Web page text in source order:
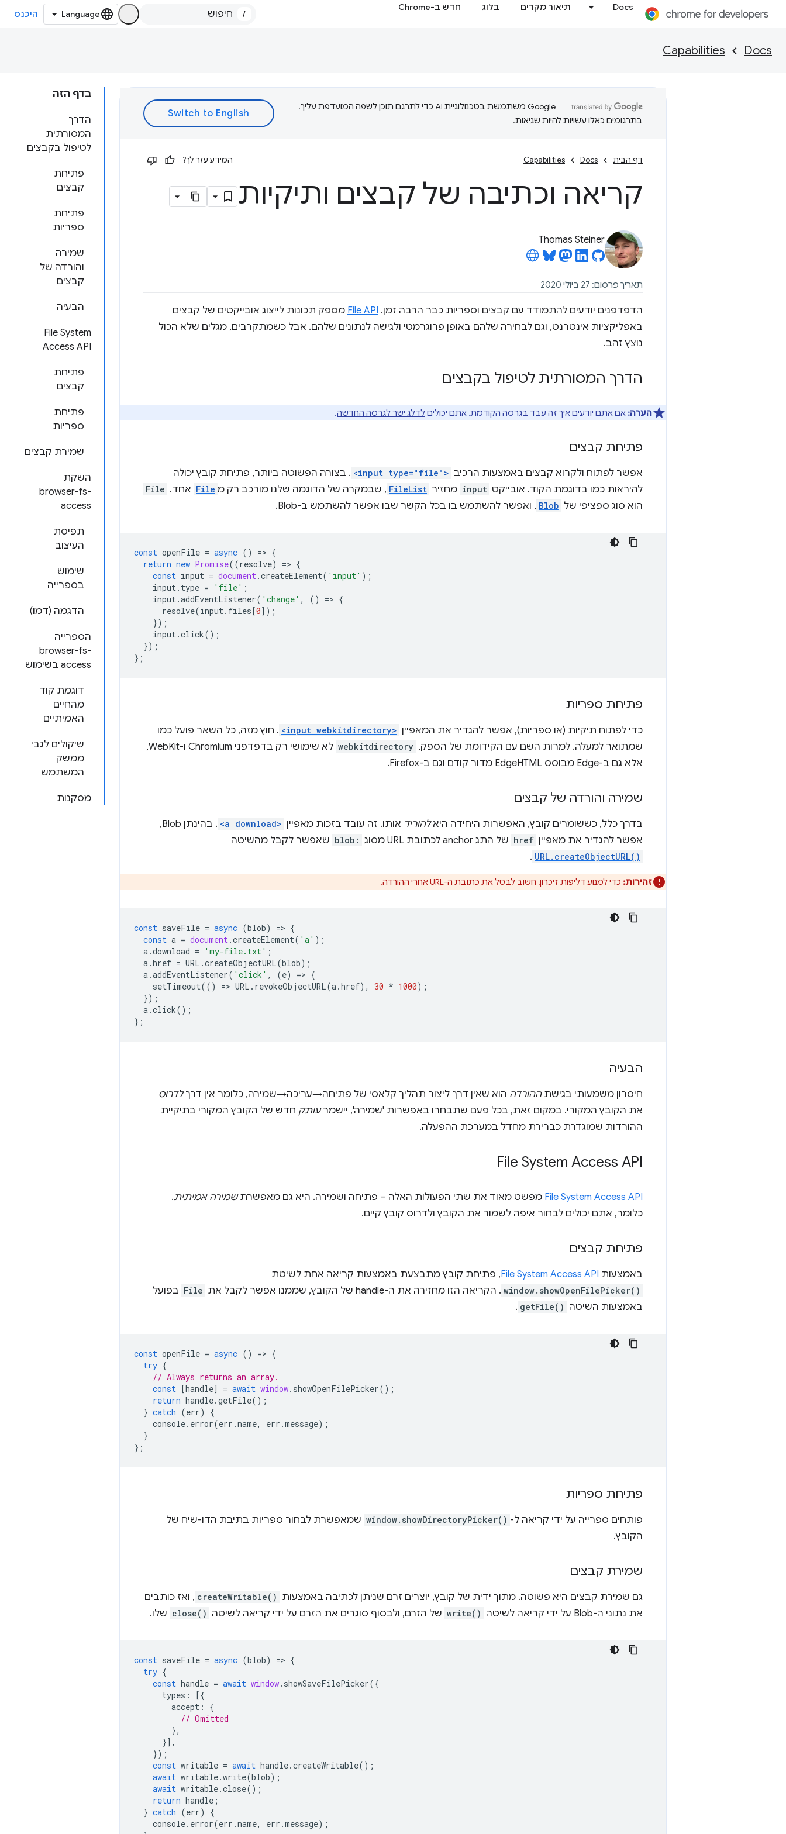
Docs תיאור מקרים בלוג חדש ב-Chrome
/ היכנס
Docs
Capabilities
בדף הזה
הדרך
המסורתית
לטיפול בקבצים
פתיחת
קבצים
פתיחת
ספריות
שמירה
והורדה של
קבצים
הבעיה
‫File System
Access API
פתיחת
קבצים
פתיחת
ספריות
שמירת קבצים
השקת
browser-fs-
access
תפיסת
העיצוב
שימוש
בספרייה
הדגמה (דמו)
הספרייה
browser-fs-
access בשימוש
דוגמת קוד
מהחיים
האמיתיים
שיקולים לגבי
ממשק
המשתמש
מסקנות
‫Google משתמשת בטכנולוגיית AI כדי לתרגם תוכן לשפה המועדפת עליך.
בתרגומים כאלו עשויות להיות שגיאות.
דף הבית Docs
Capabilities המידע עזר לך?
קריאה וכתיבה של קבצים ותיקיות
Thomas Steiner
תאריך פרסום: 27 ביולי 2020
הדפדפנים יודעים להתמודד עם קבצים וספריות כבר הרבה זמן. File API מספק תכונות לייצוג אובייקטים של קבצים
באפליקציות אינטרנט, וגם לבחירה שלהם באופן פרוגרמטי ולגישה לנתונים שלהם. אבל כשמתקרבים, מגלים שלא הכול
נוצץ זהב.
הדרך המסורתית לטיפול בקבצים
הערה: אם אתם יודעים איך זה עבד בגרסה הקודמת, אתם יכוליםלדלג ישר לגרסה החדשה.
פתיחת קבצים
אפשר לפתוח ולקרוא קבצים באמצעות הרכיב <input type="file"> . בצורה הפשוטה ביותר, פתיחת קובץ יכולה
להיראות כמו בדוגמת הקוד. אובייקט input מחזיר FileList , שבמקרה של הדוגמה שלנו מורכב רק מ File אחד. File
הוא סוג ספציפי של Blob , ואפשר להשתמש בו בכל הקשר שבו אפשר להשתמש ב-Blob.
const openFile = async () => {
return new Promise((resolve) => {
const input = document.createElement( 'input' );
input. type = 'file' ;
input.addEventListener( 'change' , () => {
resolve(input. files[0]);
});
input.click();
});
};
פתיחת ספריות
כדי לפתוח תיקיות (או ספריות), אפשר להגדיר את המאפיין <input webkitdirectory> . חוץ מזה, כל השאר פועל כמו
שמתואר למעלה. למרות השם עם הקידומת של הספק, webkitdirectory
לא שימושי רק בדפדפני Chromium ו-WebKit,
אלא גם ב-Edge מבוסס EdgeHTML מדור קודם וגם ב-Firefox.
שמירה והורדה של קבצים
בדרך כלל, כששומרים קובץ, האפשרות היחידה היאלהוריד אותו. זה עובד בזכות מאפיין <a download>
. בהינתן Blob,
אפשר להגדיר את מאפיין href של התג anchor לכתובת URL מסוג blob: שאפשר לקבל מהשיטה
URL.createObjectURL()
.
זהירות: כדי למנוע דליפות זיכרון, חשוב לבטל את כתובת ה-URL אחרי ההורדה.
const saveFile = async (blob) => {
const a = document.createElement( 'a' );
a.download = 'my-file.txt' ;
a.href = URL .createObjectURL(blob);
a.addEventListener( 'click' , (e) => {
setTimeout(() => URL . revokeObjectURL(a.href), 30 * 1000);
});
a.click();
};
הבעיה
חיסרון משמעותי בגישתההורדה הוא שאין דרך ליצור תהליך קלאסי של פתיחה→עריכה→שמירה, כלומר אין דרךלדרוס
את הקובץ המקורי. במקום זאת, בכל פעם שתבחרו באפשרות 'שמירה', יישמרעותק חדש של הקובץ המקורי בתיקיית
ההורדות שמוגדרת כברירת מחדל במערכת ההפעלה.
‫File System Access API
File System Access API מפשט מאוד את שתי הפעולות האלה – פתיחה ושמירה. היא גם מאפשרתשמירה אמיתית.
כלומר, אתם יכולים לבחור איפה לשמור את הקובץ ולדרוס קובץ קיים.
פתיחת קבצים
באמצעות File System Access API, פתיחת קובץ מתבצעת באמצעות קריאה אחת לשיטת
window.showOpenFilePicker() . הקריאה הזו מחזירה את ה-handle של הקובץ, שממנו אפשר לקבל את File בפועל
באמצעות השיטה getFile()
.
const openFile = async () => {
try {
// Always returns an array.
const [handle] = await window. showOpenFilePicker();
return handle.getFile();
} catch (err)
{
console. error(err .name, err .message);
}
};
פתיחת ספריות
פותחים ספרייה על ידי קריאה ל- window.showDirectoryPicker() שמאפשרת לבחור ספריות בתיבת הדו-שיח של
הקובץ.
שמירת קבצים
גם שמירת קבצים היא פשוטה. מתוך ידית של קובץ, יוצרים זרם שניתן לכתיבה באמצעות createWritable() , ואז כותבים
את נתוני ה-Blob על ידי קריאה לשיטה
write() של הזרם, ולבסוף סוגרים את הזרם על ידי קריאה לשיטה close() שלו.
const saveFile = async (blob) => {
try {
const handle = await window. showSaveFilePicker({
types :
[{
accept :
{
// Omitted
},
}],
});
const writable = await handle.createWritable();
await writable.write(blob);
await writable.close();
return handle ;
} catch (err)
{
console. error(err .name, err .message);